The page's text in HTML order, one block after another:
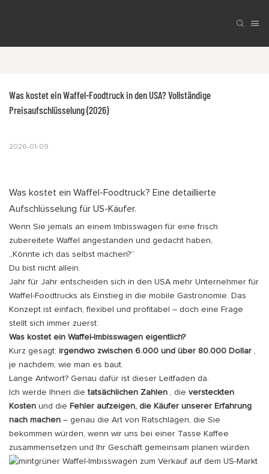
Was kostet ein Waffel-Foodtruck in den USA? Vollständige
Preisaufschlüsselung (2026)
2026-01-09
Was kostet ein Waffel-Foodtruck? Eine detaillierte
Aufschlüsselung für US-Käufer.
Wenn Sie jemals an einem Imbisswagen für eine frisch
zubereitete Waffel angestanden und gedacht haben,
„Könnte ich das selbst machen?“
Du bist nicht allein.
Jahr für Jahr entscheiden sich in den USA mehr Unternehmer für
Waffel-Foodtrucks als Einstieg in die mobile Gastronomie. Das
Konzept ist einfach, flexibel und profitabel – doch eine Frage
stellt sich immer zuerst:
Was kostet ein Waffel-Imbisswagen eigentlich?
Kurz gesagt: irgendwo zwischen 6.000 und über 80.000 Dollar ,
je nachdem, wie man es baut.
Lange Antwort? Genau dafür ist dieser Leitfaden da.
Ich werde Ihnen dietatsächlichen Zahlen , die versteckten
Kosten und die Fehler aufzeigen, die Käufer unserer Erfahrung
nach machen – genau die Art von Ratschlägen, die Sie
bekommen würden, wenn wir uns bei einer Tasse Kaffee
zusammensetzen und Ihr Geschäft gemeinsam planen würden.